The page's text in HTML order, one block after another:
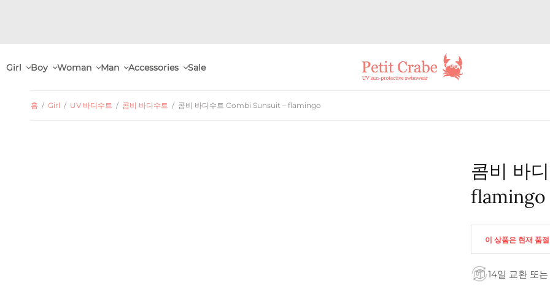
Girl Boy Woman Man Accessories Sale
홈 / Girl / UV 바디수트 / 콤비 바디수트 / 콤비 바디수트 Combi Sunsuit – flamingo
콤비 바
flamingo
이 상품은 현재 품
14일 교환 또